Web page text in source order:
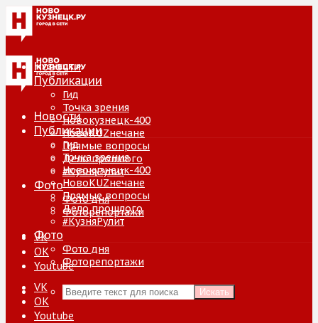
Новости
Публикации
Гид
Точка зрения
Новокузнецк-400
НовоKUZнечане
Прямые вопросы
Дело прошлого
#КузняРулит
Фото
Фото дня
Фоторепортажи
VK
ОК
Youtube
Искать
Новости
Публикации
Гид
Точка зрения
Новокузнецк-400
НовоKUZнечане
Прямые вопросы
Дело прошлого
#КузняРулит
Фото
Фото дня
Фоторепортажи
VK
ОК
Youtube